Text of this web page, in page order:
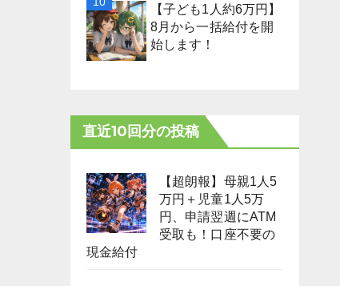
【子ども1人約6万円】
8月から一括給付を開
始します！
直近10回分の投稿
【超朗報】母親1人5
万円＋児童1人5万
円、申請翌週にATM
受取も！口座不要の
現金給付